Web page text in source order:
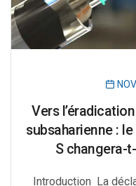
Vers
subsaharienne :
S changera-
Introduction La